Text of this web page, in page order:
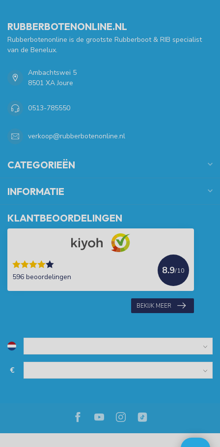
RUBBERBOTENONLINE.NL
Rubberbotenonline is de grootste Rubberboot & RIB specialist
van de Benelux.
Ambachtswei 5
8501 XA Joure
0513-785550
verkoop@rubberbotenonline.nl
CATEGORIEËN
INFORMATIE
KLANTBEOORDELINGEN
596 beoordelingen
8.9/10
BEKIJK MEER
€